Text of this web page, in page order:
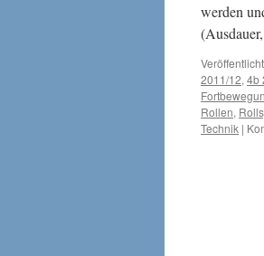
werden
2011/12, 4b
Rollen,
Technik |